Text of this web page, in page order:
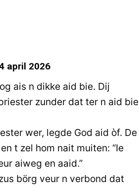
april 2026
ais n dikke aid bie. Dij
zunder dat ter n aid bie
wer, legde God aid òf. De
t zel hom nait muiten: “Ie
aiweg en aaid.”
börg veur n verbond dat